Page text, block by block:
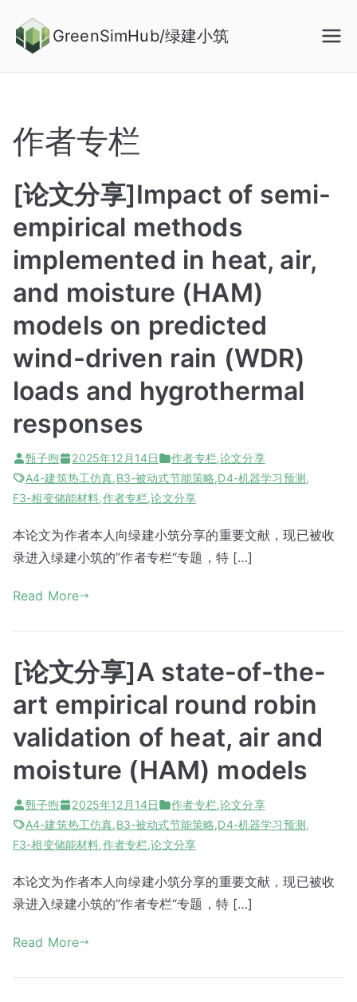
content
GreenSimHub/绿建小筑
作者专栏
[论文分享]Impact of semi-
empirical methods
implemented in heat, air,
and moisture (HAM)
models on predicted
wind-driven rain (WDR)
loads and hygrothermal
responses
甄子煦 2025年12月14日 作者专栏,论文分享
A4-建筑热工仿真,B3-被动式节能策略,D4-机器学习预测,
F3-相变储能材料,作者专栏,论文分享
本论文为作者本人向绿建小筑分享的重要文献，现已被收
录进入绿建小筑的”作者专栏“专题，特 […]
Read More
[论文分享]A state-of-the-
art empirical round robin
validation of heat, air and
moisture (HAM) models
甄子煦 2025年12月14日 作者专栏,论文分享
A4-建筑热工仿真,B3-被动式节能策略,D4-机器学习预测,
F3-相变储能材料,作者专栏,论文分享
本论文为作者本人向绿建小筑分享的重要文献，现已被收
录进入绿建小筑的”作者专栏“专题，特 […]
Read More